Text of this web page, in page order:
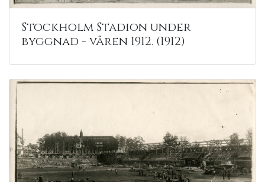
Stockholm Stadion under
byggnad - våren 1912. (1912)